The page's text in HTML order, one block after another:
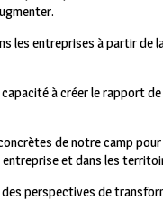
les entreprises à partir de
à créer le rapport
de notre camp
entreprise et dans les
perspectives de